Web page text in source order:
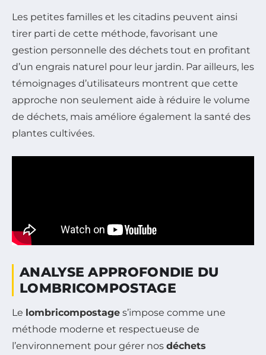
Les petites familles et les citadins peuvent ainsi
tirer parti de cette méthode, favorisant une
gestion personnelle des déchets tout en profitant
d’un engrais naturel pour leur jardin. Par ailleurs, les
témoignages d’utilisateurs montrent que cette
approche non seulement aide à réduire le volume
de déchets, mais améliore également la santé des
plantes cultivées.
ANALYSE APPROFONDIE DU
LOMBRICOMPOSTAGE
Le lombricompostage s’impose comme une
méthode moderne et respectueuse de
l’environnement pour gérer nos déchets